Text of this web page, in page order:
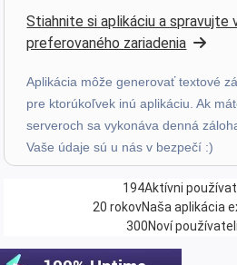
Z. E. ·Switzerland
starstarstarstarstar
Päťhviezdičkové hodnotenie
Uanderson Andrade
starstarstarstarstar
Stiahnite si aplikáciu a spravujte
preferovaného zariadenia
Aplikácia môže generovať textové
pre ktorúkoľvek inú aplikáciu. Ak
serveroch sa vykonáva denná
Vaše údaje sú u nás v bezpečí :)
Aktívni
194
Naša aplikácia
20 rokov
Noví
300